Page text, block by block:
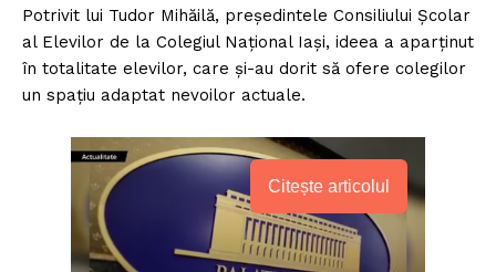
Potrivit lui Tudor Mihăilă, președintele Consiliului Școlar
al Elevilor de la Colegiul Național Iași, ideea a aparținut
în totalitate elevilor, care și-au dorit să ofere colegilor
un spațiu adaptat nevoilor actuale.
Citește articolul